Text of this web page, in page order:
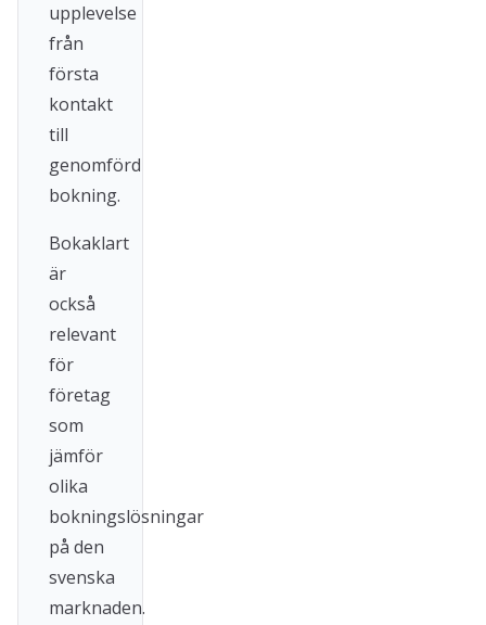
upplevelse
från
första
kontakt
till
genomförd
bokning.
Bokaklart
är
också
relevant
för
företag
som
jämför
olika
bokningslösningar
på den
svenska
marknaden.